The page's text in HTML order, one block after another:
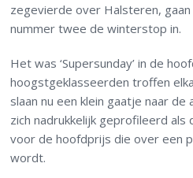
zegevierde over Halsteren,
nummer twee de winterstop in.
Het was ‘Supersunday’ in de
hoogstgeklasseerden troffen
slaan nu een klein gaatje naar
zich nadrukkelijk geprofileerd als
voor de hoofdprijs die over een
wordt.